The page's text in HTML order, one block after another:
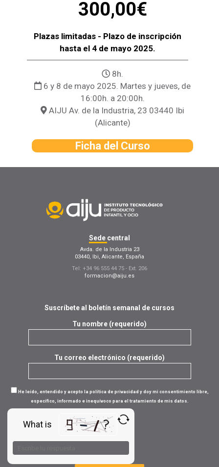
300,00€
Plazas limitadas - Plazo de inscripción
hasta el 4 de mayo 2025.
8h.
6 y 8 de mayo 2025. Martes y jueves, de
16:00h. a 20:00h.
AIJU Av. de la Industria, 23 03440 Ibi
(Alicante)
Ficha del Curso
Sede central
Avda. de la Industria 23
03440, Ibi, Alicante, España
Tel: +34 96 555 44 75 - Ext. 206
formacion@aiju.es
Suscríbete al boletín semanal de cursos
Tu nombre (requerido)
Tu correo electrónico (requerido)
He leído, entendido y acepto la política de privacidad y doy mi consentimiento libre,
específico, informado e inequívoco para el tratamiento de mis datos.
What is
Solve